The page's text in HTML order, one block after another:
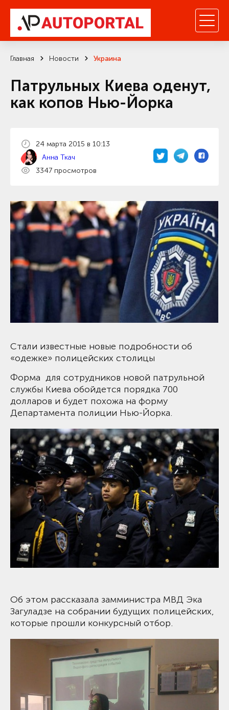
Главная Новости Украина
Патрульных Киева оденут,
как копов Нью-Йорка
24 марта 2015 в 10:13
Анна Ткач
3347 просмотров
Стали известные новые подробности об
«одежке» полицейских столицы
Форма для сотрудников новой патрульной
службы Киева обойдется порядка 700
долларов и будет похожа на форму
Департамента полиции Нью-Йорка.
Об этом рассказала замминистра МВД Эка
Загуладзе на собрании будущих полицейских,
которые прошли конкурсный отбор.